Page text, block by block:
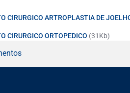
ARTROPLASTIA DE
ORTOPEDICO (31Kb)